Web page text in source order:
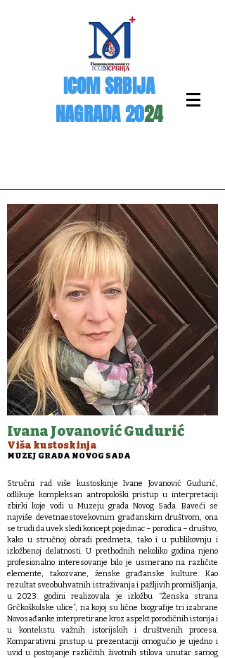
ICOM SRBIJA
NAGRADA 2024
Ivana Jovanović Gudurić
Viša kustoskinja
MUZEJ GRADA NOVOG SADA
Stručni rad više kustoskinje Ivane Jovanović Gudurić,
odlikuje kompleksan antropološki pristup u interpretaciji
zbirki koje vodi u Muzeju grada Novog Sada. Baveći se
najviše devetnaestovekovnim građanskim društvom, ona
se trudi da uvek sledi koncept pojedinac – porodica – društvo,
kako u stručnoj obradi predmeta, tako i u publikovnju i
izložbenoj delatnosti. U prethodnih nekoliko godina njeno
profesionalno interesovanje bilo je usmerano na različite
elemente, takozvane, ženske građanske kulture. Kao
rezultat sveobuhvatnih istraživanja i pažljivih promišljanja,
u 2023. godini realizovala je izložbu “Ženska strana
Grčkoškolske ulice”, na kojoj su lične biografije tri izabrane
Novosađanke interpretirane kroz aspekt porodičnih istorija i
u kontekstu važnih istorijskih i društvenih procesa.
Komparativni pristup u prezentaciji omogućio je ujedno i
uvid u postojanje različitih životnih stilova unutar samog